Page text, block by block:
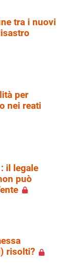
tra i nuovi
per
nei reati
il legale
può
risolti?